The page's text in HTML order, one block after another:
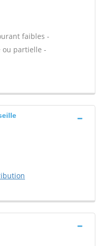
faibles -
ou partielle -